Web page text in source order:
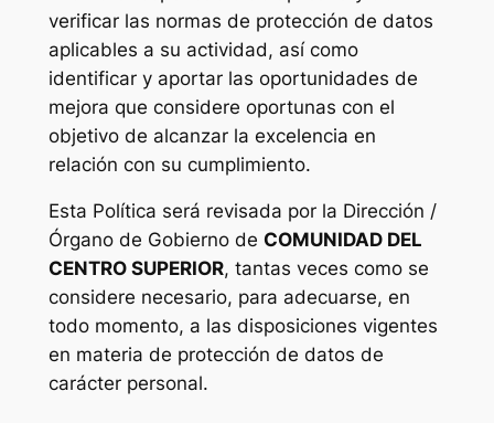
verificar las normas de protección de datos
aplicables a su actividad, así como
identificar y aportar las oportunidades de
mejora que considere oportunas con el
objetivo de alcanzar la excelencia en
relación con su cumplimiento.
Esta Política será revisada por la Dirección /
Órgano de Gobierno de COMUNIDAD DEL
CENTRO SUPERIOR, tantas veces como se
considere necesario, para adecuarse, en
todo momento, a las disposiciones vigentes
en materia de protección de datos de
carácter personal.